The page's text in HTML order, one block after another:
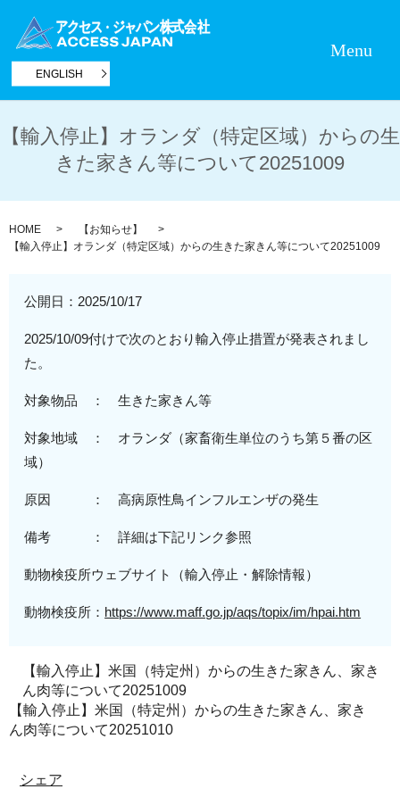
ENGLISH
Menu
【輸入停止】オランダ（特定区域）からの生
きた家きん等について20251009
HOME
【お知らせ】
【輸入停止】オランダ（特定区域）からの生きた家きん等について20251009
公開日： 2025/10/17
2025/10/09付けで次のとおり輸入停止措置が発表されまし
た。
対象物品 ： 生きた家きん等
対象地域 ： オランダ （家畜衛生単位のうち第５番の区
域）
原因 ：高病原性鳥インフルエンザの発生
備考 ： 詳細は下記リンク参照
動物検疫所ウェブサイト（輸入停止・解除情報）
動物検疫所： https://www.maff.go.jp/aqs/topix/im/hpai.htm
【輸入停止】米国（特定州）からの生きた家きん、家き
ん肉等について20251009
【輸入停止】米国（特定州）からの生きた家きん、家き
ん肉等について20251010
シェア